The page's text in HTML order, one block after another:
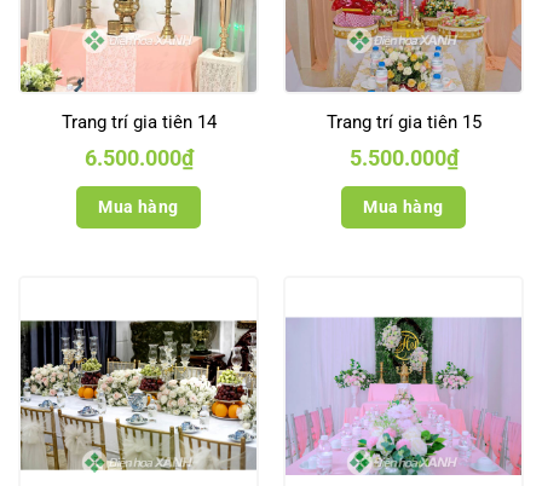
Trang trí gia tiên 14
6.500.000₫
Mua hàng
Trang trí gia tiên 15
5.500.000₫
Mua hàng